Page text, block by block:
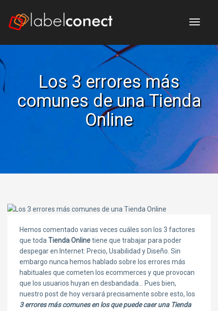
Los 3 errores más
comunes de una Tienda
Online
Hemos comentado varias veces cuáles son los 3 factores
que todaTienda Onlinetiene que trabajar para poder
despegar en Internet: Precio, Usabilidad y Diseño. Sin
embargo nunca hemos hablado sobre los errores más
habituales que cometen los ecommerces y que provocan
que los usuarios huyan en desbandada… Pues bien,
nuestro post de hoy versará precisamente sobre esto, los
3 errores más comunes en los que puede caer una Tienda